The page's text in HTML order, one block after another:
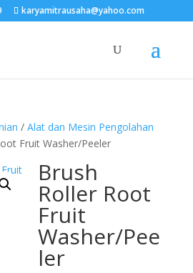
karyamitrausaha@yahoo.com
/ Alat dan Mesin Pengolahan
Fruit Washer/Peeler
Brush
Roller Root
Fruit
Washer/Pee
ler